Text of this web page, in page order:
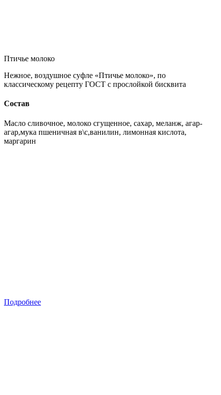
Птичье молоко
Нежное, воздушное суфле «Птичье молоко», по
классическому рецепту ГОСТ с прослойкой бисквита
Состав
Масло сливочное, молоко сгущенное, сахар, меланж, агар-
агар,мука пшеничная в\с,ванилин, лимонная кислота,
маргарин
Подробнее